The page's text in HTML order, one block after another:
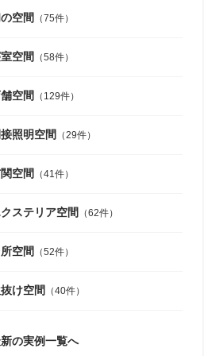
空間 （75件）
空間 （58件）
空間 （129件）
照明空間 （29件）
空間 （41件）
ステリア空間 （62件）
空間 （52件）
け空間 （40件）
の実例一覧へ